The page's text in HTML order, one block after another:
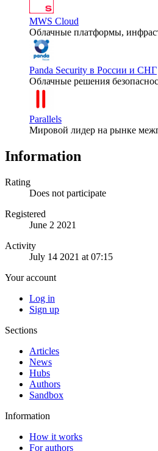
MWS Cloud
Облачные платформы,
Panda Security в России и СНГ
Облачные решения
Parallels
Мировой лидер на рынке
Information
Rating
Does not participate
Registered
June 2 2021
Activity
July 14 2021 at 07:15
Your account
Log in
Sign up
Sections
Articles
News
Hubs
Authors
Sandbox
Information
How it works
For authors